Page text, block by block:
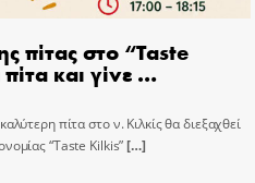
πίτας στο “Taste
και γίνε …
πίτα στο ν. Κιλκίς θα διεξαχθεί
“Taste Kilkis”[…]